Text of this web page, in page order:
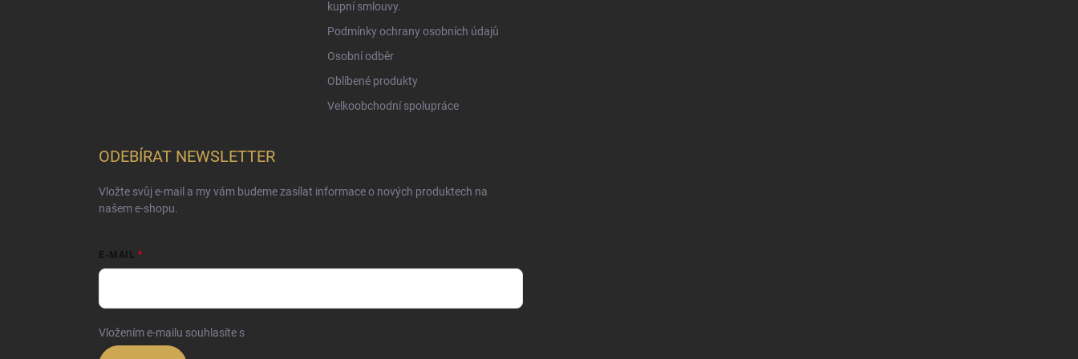
kupní smlouvy.
Podmínky ochrany osobních údajů
Osobní odběr
Oblíbené produkty
Velkoobchodní spolupráce
ODEBÍRAT NEWSLETTER
Vložte svůj e-mail a my vám budeme zasílat informace o nových produktech na
našem e-shopu.
E-MAIL
Vložením e-mailu souhlasíte s